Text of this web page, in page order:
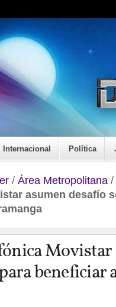
Internacional Política
/ Área Metropolitana /
asumen desafío
Movistar
beneficiar